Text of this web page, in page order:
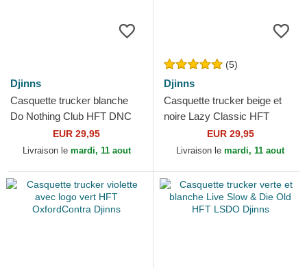
Djinns
Casquette trucker blanche
Do Nothing Club HFT DNC
Cherry DjinnsEUR 29,95
Livraison le mardi, 11 aout
(5)
Djinns
Casquette trucker beige et
noire Lazy Classic HFT
EUR 29,95
Livraison le mardi, 11 aout